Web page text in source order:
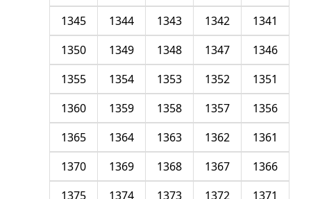
1341
1342
1343
1344
1345
1346
1347
1348
1349
1350
1351
1352
1353
1354
1355
1356
1357
1358
1359
1360
1361
1362
1363
1364
1365
1366
1367
1368
1369
1370
1371
1372
1373
1374
1375